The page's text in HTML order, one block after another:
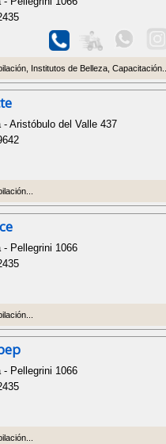
Institutos de Belleza, Capacitación...
- Aristóbulo del Valle 437
- Pellegrini 1066
- Pellegrini 1066